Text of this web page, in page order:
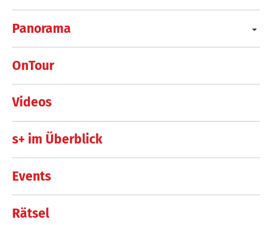
Panorama
OnTour
Videos
s+ im Überblick
Events
Rätsel